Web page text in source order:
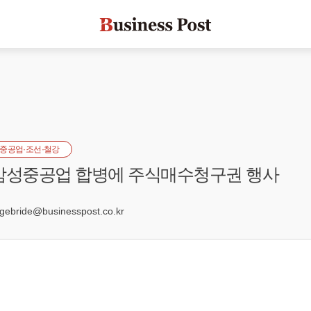
중공업·조선·철강
성중공업 합병에 주식매수청구권 행사